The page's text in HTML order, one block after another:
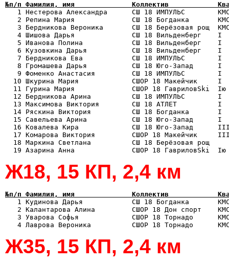
№п/п Фамилия, имя              Коллектив            Квал
1 Нестерова Александра      СШ 18 ИМПУЛЬС
2 Репина Мария              СШ 18 Богданка
3 Бердникова Вероника       СШ 18 Берёзовая рощ
4 Шишова Дарья              СШ 18 Вильденберг
5 Иванова Полина            СШ 18 Вильденберг
6 Кузовкина Дарья           СШ 18 Вильденберг
7 Бердникова Ева            СШ 18 ИМПУЛЬС
8 Громашева Дарья           СШ 18 Юго-Запад
9 Фоменко Анастасия         СШ 18 ИМПУЛЬС
10 Шкурина Мария             СШОР 18 Макейчик
11 Гурина Мария              СШОР 18 ГавриловSki
12 Бердникова Арина          СШ 18 ИМПУЛЬС
13 Максимова Виктория        СШ 18 АТЛЕТ
14 Ряскина Виктория          СШ 18 Богданка
15 Савельева Арина           СШ 18 Юго-Запад
16 Ковалева Кира             СШ 18 Юго-Запад
17 Комарова Виктория         СШОР 18 Макейчик
18 Маркина Светлана          СШ 18 Берёзовая рощ
Ж18, 15 КП, 2,4 км
№п/п Фамилия, имя              Коллектив            Квал
1 Кудинова Дарья            СШ 18 Богданка
2 Калантарова Алина         СШОР 18 Дон спорт
3 Уварова Софья             СШОР 18 Торнадо
Ж35, 15 КП, 2,4 км